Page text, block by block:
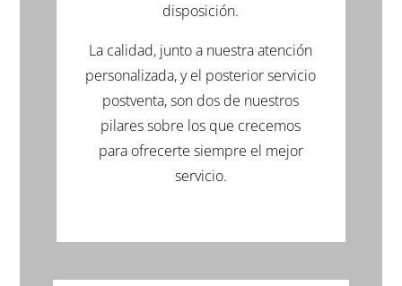
disposición.
La calidad, junto a nuestra atención
personalizada, y el posterior servicio
postventa, son dos de nuestros
pilares sobre los que crecemos
para ofrecerte siempre el mejor
servicio.